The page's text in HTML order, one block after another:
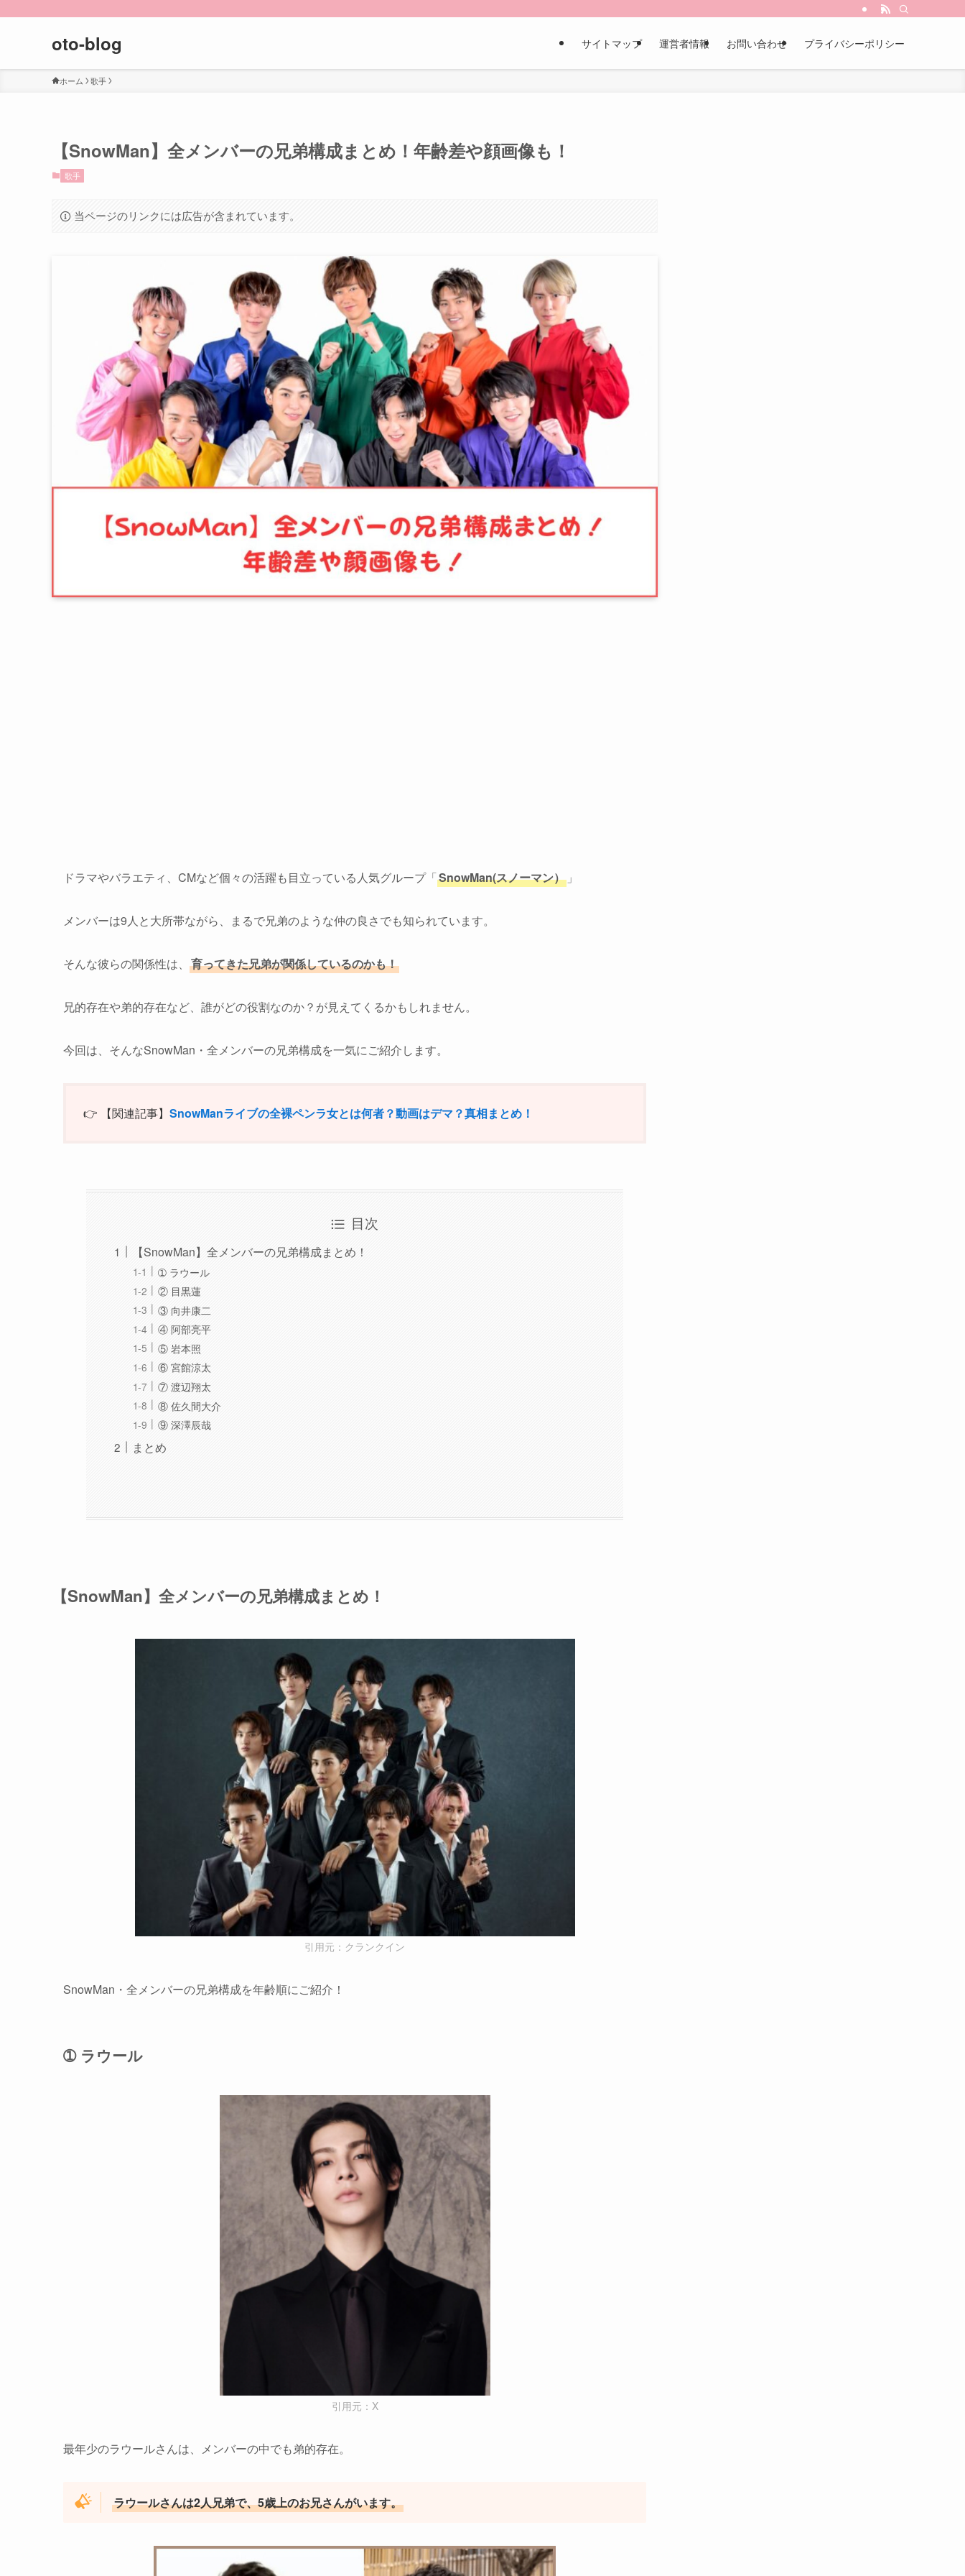
oto-blog サイトマップ 運営者情報 お問い合わせ プライバシーポリシー
ホーム 歌手
【SnowMan】全メンバーの兄弟構成まとめ！年齢差や顔画像も！
歌手
当ページのリンクには広告が含まれています。
ドラマやバラエティ、CMなど個々の活躍も目立っている人気グループ「SnowMan(スノーマン） 」
メンバーは9人と大所帯ながら、まるで兄弟のような仲の良さでも知られています。
そんな彼らの関係性は、 育ってきた兄弟が関係しているのかも！
兄的存在や弟的存在など、誰がどの役割なのか？が見えてくるかもしれません。
今回は、そんなSnowMan・全メンバーの兄弟構成を一気にご紹介します。
👉 【関連記事】 SnowManライブの全裸ペンラ女とは何者？動画はデマ？真相まとめ！
目次
【SnowMan】全メンバーの兄弟構成まとめ！
➀ ラウール
② 目黒蓮
③ 向井康二
④ 阿部亮平
⑤ 岩本照
⑥ 宮館涼太
⑦ 渡辺翔太
⑧ 佐久間大介
⑨ 深澤辰哉
まとめ
【SnowMan】全メンバーの兄弟構成まとめ！
引用元：クランクイン
SnowMan・全メンバーの兄弟構成を年齢順にご紹介！
➀ ラウール
引用元：X
最年少のラウールさんは、メンバーの中でも弟的存在。
ラウールさんは2人兄弟で、5歳上のお兄さんがいます。